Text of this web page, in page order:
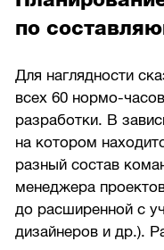
по
Для наглядности
всех 60 нормо-
разработки. В
на котором
разный состав
менеджера
до расширенной с
дизайнеров и др.).